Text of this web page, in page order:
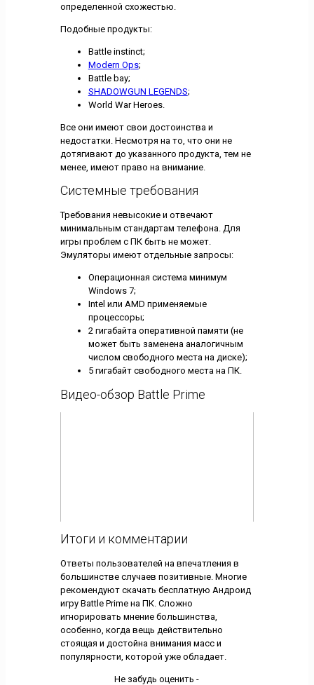
определенной схожестью.
Подобные продукты:
Battle instinct;
Modern Ops;
Battle bay;
SHADOWGUN LEGENDS;
World War Heroes.
Все они имеют свои достоинства и
недостатки. Несмотря на то, что они не
дотягивают до указанного продукта, тем не
менее, имеют право на внимание.
Системные требования
Требования невысокие и отвечают
минимальным стандартам телефона. Для
игры проблем с ПК быть не может.
Эмуляторы имеют отдельные запросы:
Операционная система минимум
Windows 7;
Intel или AMD применяемые
процессоры;
2 гигабайта оперативной памяти (не
может быть заменена аналогичным
числом свободного места на диске);
5 гигабайт свободного места на ПК.
Видео-обзор Battle Prime
Итоги и комментарии
Ответы пользователей на впечатления в
большинстве случаев позитивные. Многие
рекомендуют скачать бесплатную Андроид
игру Battle Prime на ПК. Сложно
игнорировать мнение большинства,
особенно, когда вещь действительно
стоящая и достойна внимания масс и
популярности, которой уже обладает.
Не забудь оценить -